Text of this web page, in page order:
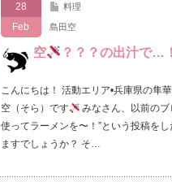
28
Feb
料理
島田空
空 ？？？の出汁で…！
こんにちは！ 活動エリア•兵庫県の隼
空（そら）です
みなさん、以前のブ
使ってラーメンを〜！”という投稿を
ますでしょうか？ そ…